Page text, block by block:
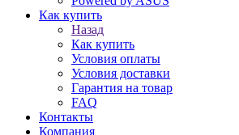
Как купить
Назад
Как купить
Условия оплаты
Условия доставки
Гарантия на товар
FAQ
Контакты
Компания